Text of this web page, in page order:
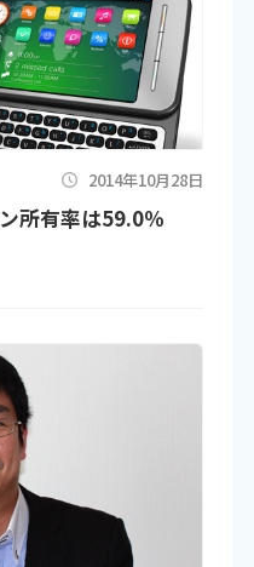
2014年10月28日
所有率は59.0％